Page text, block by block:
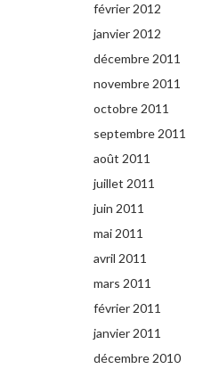
février 2012
janvier 2012
décembre 2011
novembre 2011
octobre 2011
septembre 2011
août 2011
juillet 2011
juin 2011
mai 2011
avril 2011
mars 2011
février 2011
janvier 2011
décembre 2010